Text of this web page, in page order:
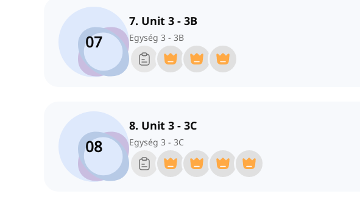
07
7. Unit 3 - 3B
Egység 3 - 3B
08
8. Unit 3 - 3C
Egység 3 - 3C